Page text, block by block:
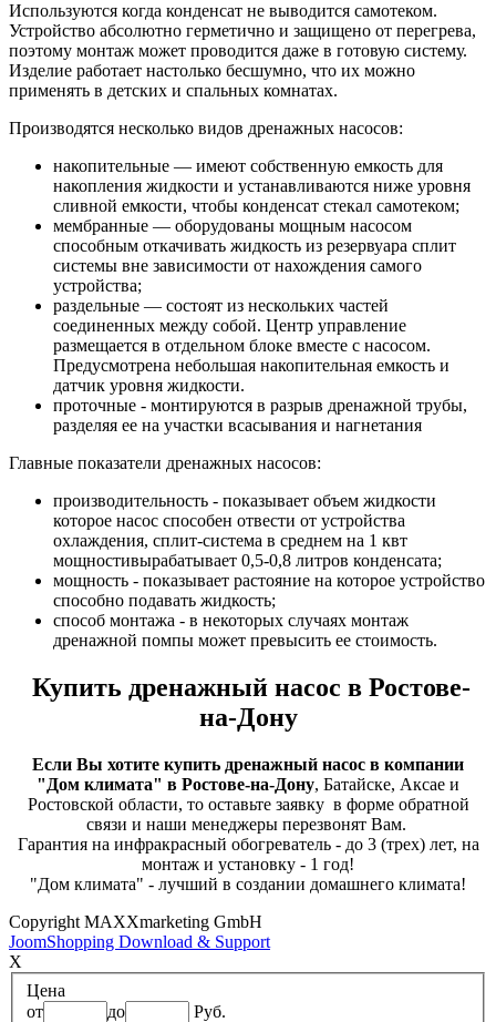
Используются когда конденсат не выводится самотеком.
Устройство абсолютно герметично и защищено от перегрева,
поэтому монтаж может проводится даже в готовую систему.
Изделие работает настолько бесшумно, что их можно
применять в детских и спальных комнатах.
Производятся несколько видов дренажных насосов:
накопительные — имеют собственную емкость для
накопления жидкости и устанавливаются ниже уровня
сливной емкости, чтобы конденсат стекал самотеком;
мембранные — оборудованы мощным насосом
способным откачивать жидкость из резервуара сплит
системы вне зависимости от нахождения самого
устройства;
раздельные — состоят из нескольких частей
соединенных между собой. Центр управление
размещается в отдельном блоке вместе с насосом.
Предусмотрена небольшая накопительная емкость и
датчик уровня жидкости.
проточные - монтируются в разрыв дренажной трубы,
разделяя ее на участки всасывания и нагнетания
Главные показатели дренажных насосов:
производительность - показывает объем жидкости
которое насос способен отвести от устройства
охлаждения, сплит-система в среднем на 1 квт
мощностивырабатывает 0,5-0,8 литров конденсата;
мощность - показывает растояние на которое устройство
способно подавать жидкость;
способ монтажа - в некоторых случаях монтаж
дренажной помпы может превысить ее стоимость.
Купить дренажный насос в Ростове-
на-Дону
Если Вы хотите купить дренажный насос в компании
"Дом климата" в Ростове-на-Дону, Батайске, Аксае и
Ростовской области, то оставьте заявку в форме обратной
связи и наши менеджеры перезвонят Вам.
Гарантия на инфракрасный обогреватель - до 3 (трех) лет, на
монтаж и установку - 1 год!
"Дом климата" - лучший в создании домашнего климата!
Copyright MAXXmarketing GmbH
JoomShopping Download & Support
X
Цена
от
до Руб.